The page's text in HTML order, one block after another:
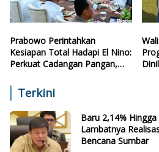
Prabowo Perintahkan
Kesiapan Total Hadapi El Nino:
Perkuat Cadangan Pangan,
Terkini
Baru 2,14%
Lambatnya
Bencana Sumbar